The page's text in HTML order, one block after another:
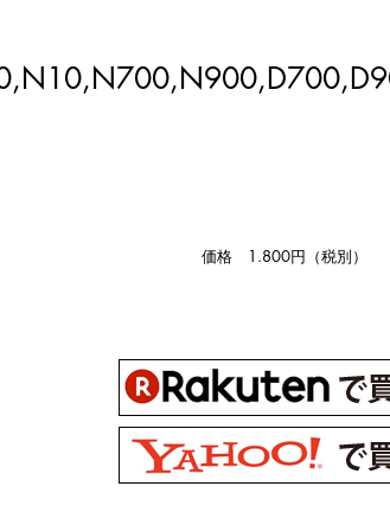
価格 1.800円（税別）